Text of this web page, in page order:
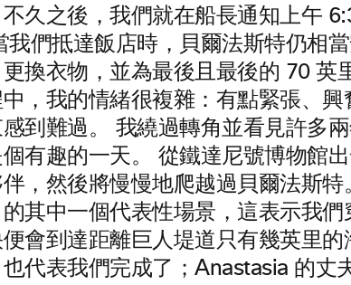
久之後，我們就在船長通知上午
我們抵達飯店時，貝爾法斯特仍相
換衣物，並為最後且最後的 70 英
，我的情緒很複雜：有點緊張、
到難過。 我繞過轉角並看見許多
有趣的一天。 從鐵達尼號博物館
，然後將慢慢地爬越過貝爾法斯
其中一個代表性場景，這表示我
會到達距離巨人堤道只有幾英里
代表我們完成了；Anastasia 的丈